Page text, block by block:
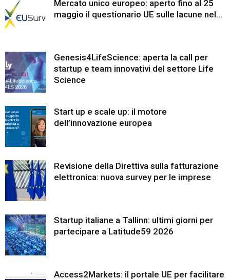
Mercato unico europeo: aperto fino al 25
maggio il questionario UE sulle lacune nel...
Genesis4LifeScience: aperta la call per
startup e team innovativi del settore Life
Science
Start up e scale up: il motore
dell’innovazione europea
Revisione della Direttiva sulla fatturazione
elettronica: nuova survey per le imprese
Startup italiane a Tallinn: ultimi giorni per
partecipare a Latitude59 2026
Access2Markets: il portale UE per facilitare